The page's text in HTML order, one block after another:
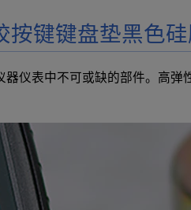
按键键盘垫黑色
仪表中不可或缺的部件。高